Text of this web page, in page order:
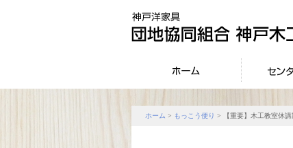
ホーム > もっこう便り > 【重要】木工教室休